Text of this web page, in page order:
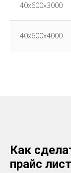
40х600х3000
40х600х4000
Как
прайс